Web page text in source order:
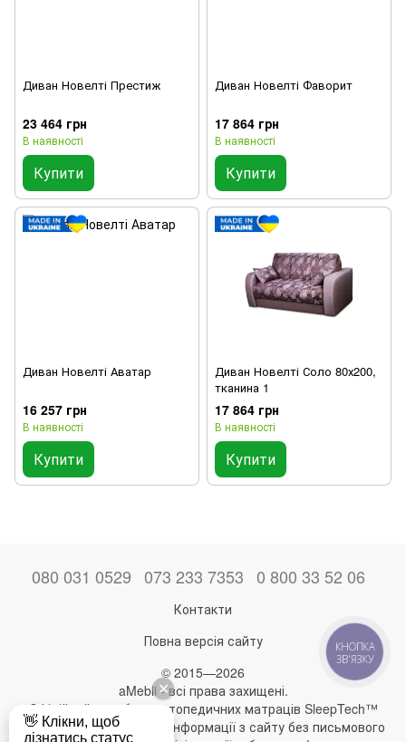
Диван Новелті Престиж
23 464 грн
В наявності
Купити
Диван Новелті Фаворит
17 864 грн
В наявності
Купити
Диван Новелті Аватар
16 257 грн
В наявності
Купити
Диван Новелті Соло 80х200,
тканина 1
17 864 грн
В наявності
Купити
080 031 0529 073 233 7353 0 800 33 52 06
Контакти
Повна версія сайту
© 2015—2026
aMebli - всі права захищені.
Офіційний виробник ортопедичних матраців SleepTech™
Будь-яке використання інформації з сайту без письмового
КНОПКА
ЗВ'ЯЗКУ